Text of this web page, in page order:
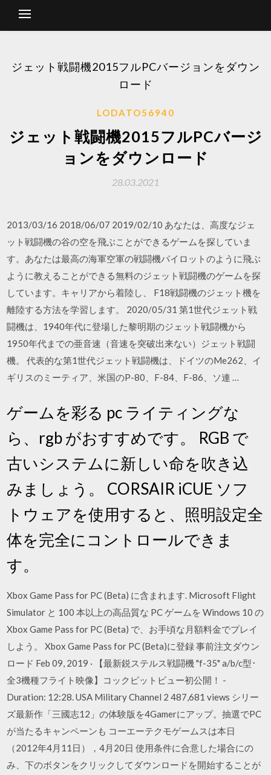
ジェット戦闘機2015フルPCバージョンをダウン
ロード
LODATO56940
ジェット戦闘機2015フルPCバージ
ョンをダウンロード
28.03.2021
2013/03/16 2018/06/07 2019/02/10 あなたは、高度なジェ
ット戦闘機の谷の空を飛ぶことができるゲームを探していま
す。あなたは最高の海軍空軍の戦闘機パイロットのように飛ぶ
ように教えることができる無料のジェット戦闘機のゲームを探
しています。キャリアから着陸し、 F18戦闘機のジェット機を
離陸する方法を学習します。 2020/05/31 第1世代ジェット戦
闘機は、1940年代に登場した黎明期のジェット戦闘機から
1950年代までの亜音速（音速を突破出来ない）ジェット戦闘
機。 代表的な第1世代ジェット戦闘機は、ドイツのMe262、イ
ギリスのミーティア、米国のP-80、F-84、F-86、ソ連 …
ゲームを彩る pc ライティングな
ら、rgb がおすすめです。 RGB で
古いシステムに新しい命を吹き込
みましょう。 CORSAIR iCUE ソフ
トウェアを使用すると、照明設定全
体を完全にコントロールできま
す。
Xbox Game Pass for PC (Beta) に含まれます. Microsoft Flight
Simulator と 100 本以上の高品質な PC ゲームを Windows 10 の
Xbox Game Pass for PC (Beta) で、お手頃な月額料金でプレイ
しよう。 Xbox Game Pass for PC (Beta)に登録 事前注文ダウン
ロード Feb 09, 2019 · 【最新鋭ステルス戦闘機 "f-35" a/b/c型･
全3機種フライト映像】コックピットビュー初公開！ -
Duration: 12:28. USA Military Channel 2 487,681 views シリー
ズ最新作「三國志12」の体験版を4Gamerにアップ。抽選でPC
が当たるキャンペーンも コーエーテクモゲームスは本日
（2012年4月11日），4月20日 使用条件に合意した場合にの
み、下のボタンをクリックしてダウンロードを開始することが